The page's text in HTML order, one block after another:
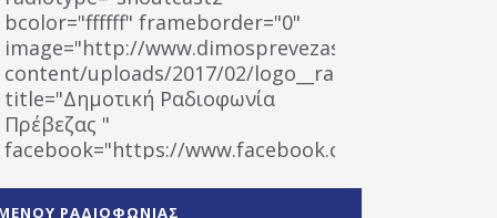
bcolor="ffffff" frameborder="0"
image="http://www.dimosprevezas.gr/wp-
content/uploads/2017/02/logo__radiofonias.jpg"
title="Δημοτική Ραδιοφωνία
Πρέβεζας "
facebook="https://www.facebook.com/
ΡΑΔΙΟΦΩΝΙΑΣ